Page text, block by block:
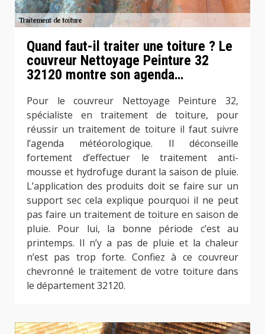
Quand faut-il traiter une toiture ? Le
couvreur Nettoyage Peinture 32
32120 montre son agenda…
Pour le couvreur Nettoyage Peinture 32,
spécialiste en traitement de toiture, pour
réussir un traitement de toiture il faut suivre
l’agenda météorologique. Il déconseille
fortement d’effectuer le traitement anti-
mousse et hydrofuge durant la saison de pluie.
L’application des produits doit se faire sur un
support sec cela explique pourquoi il ne peut
pas faire un traitement de toiture en saison de
pluie. Pour lui, la bonne période c’est au
printemps. Il n’y a pas de pluie et la chaleur
n’est pas trop forte. Confiez à ce couvreur
chevronné le traitement de votre toiture dans
le département 32120.